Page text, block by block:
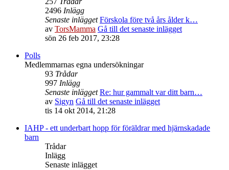
2496 Inlägg
Senaste inlägget Förskola före två års ålder k…
av TorsMamma Gå till det senaste inlägget
sön 26 feb 2017, 23:28
Polls
Medlemmarnas egna undersökningar
93 Trådar
997 Inlägg
Senaste inlägget Re: hur gammalt var ditt barn…
av Sigyn Gå till det senaste inlägget
tis 14 okt 2014, 21:28
IAHP - ett underbart hopp för föräldrar med hjärnskadade
barn
Trådar
Inlägg
Senaste inlägget